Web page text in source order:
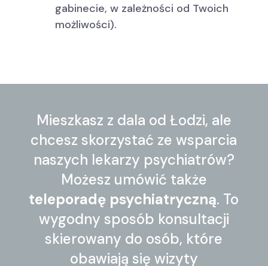
gabinecie, w zależności od Twoich
możliwości).
Mieszkasz z dala od Łodzi, ale
chcesz skorzystać ze wsparcia
naszych lekarzy psychiatrów?
Możesz umówić także
teleporadę psychiatryczną. To
wygodny sposób konsultacji
skierowany do osób, które
obawiają się wizyty